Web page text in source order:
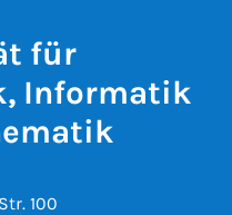
für
Informatik
100